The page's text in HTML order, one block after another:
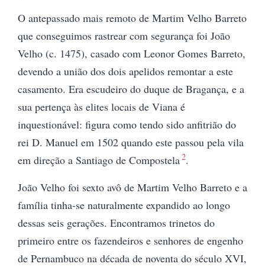
O antepassado mais remoto de Martim Velho Barreto
que conseguimos rastrear com segurança foi João
Velho (c. 1475), casado com Leonor Gomes Barreto,
devendo a união dos dois apelidos remontar a este
casamento. Era escudeiro do duque de Bragança, e a
sua pertença às elites locais de Viana é
inquestionável: figura como tendo sido anfitrião do
rei D. Manuel em 1502 quando este passou pela vila
em direção a Santiago de Compostela2.
João Velho foi sexto avô de Martim Velho Barreto e a
família tinha-se naturalmente expandido ao longo
dessas seis gerações. Encontramos trinetos do
primeiro entre os fazendeiros e senhores de engenho
de Pernambuco na década de noventa do século XVI,